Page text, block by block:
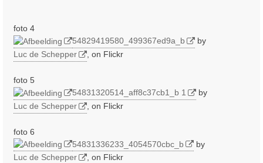
foto 4
54829419580_499367ed9a_b
by
Luc de Schepper
, on Flickr
foto 5
54831320514_aff8c37cb1_b 1
by
Luc de Schepper
, on Flickr
foto 6
54831336233_4054570cbc_b
by
Luc de Schepper
, on Flickr